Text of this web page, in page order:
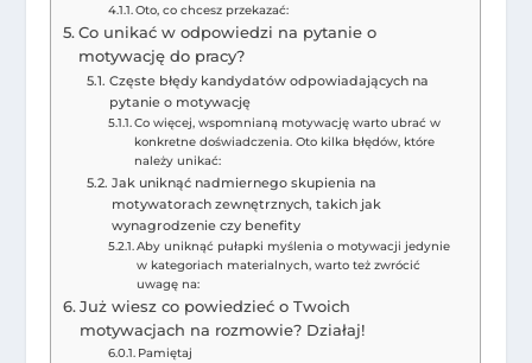
Oto, co chcesz przekazać:
Co unikać w odpowiedzi na pytanie o
motywację do pracy?
Częste błędy kandydatów odpowiadających na
pytanie o motywację
Co więcej, wspomnianą motywację warto ubrać w
konkretne doświadczenia. Oto kilka błędów, które
należy unikać:
Jak uniknąć nadmiernego skupienia na
motywatorach zewnętrznych, takich jak
wynagrodzenie czy benefity
Aby uniknąć pułapki myślenia o motywacji jedynie
w kategoriach materialnych, warto też zwrócić
uwagę na:
Już wiesz co powiedzieć o Twoich
motywacjach na rozmowie? Działaj!
Pamiętaj